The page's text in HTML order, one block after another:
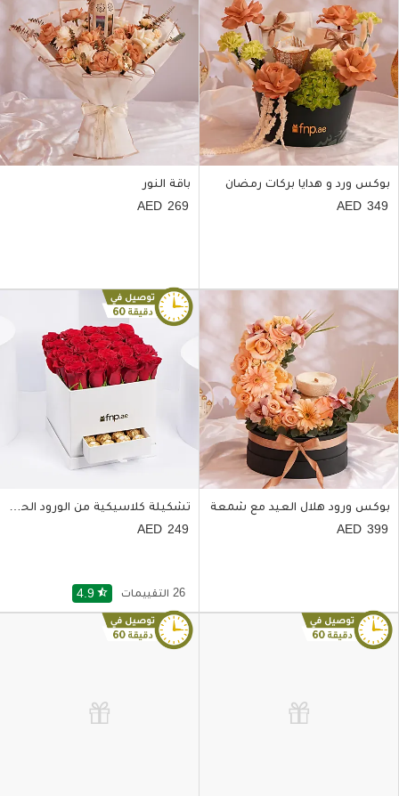
بوكس ورد و هدايا بركات رمضان
349
باقة النور
269
بوكس ورود هلال العيد مع شمعة
399
تشكيلة كلاسيكية من الورود الحمراء مع شيكولاتة فيريرو روشيه
249
4.9 star_half 26 التقييمات